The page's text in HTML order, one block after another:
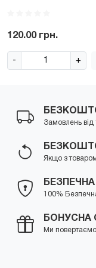
120.00 грн.
- +
Замовлень від
Якщо з
100%
БОНУСНА
Ми